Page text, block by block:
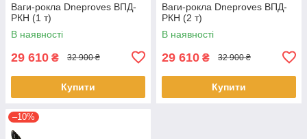
Ваги-рокла Dneproves ВПД-
РКН (1 т)
В наявності
29 610 ₴ 32 900 ₴
Купити
Ваги-рокла Dneproves ВПД-
РКН (2 т)
В наявності
29 610 ₴ 32 900 ₴
Купити
–10%